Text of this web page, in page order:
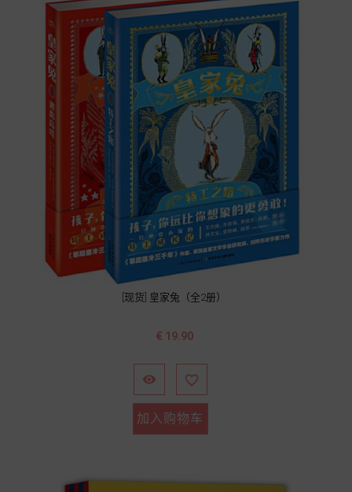
[现货] 皇家兔（全2册）
价
€ 19.90
 
加入购物车